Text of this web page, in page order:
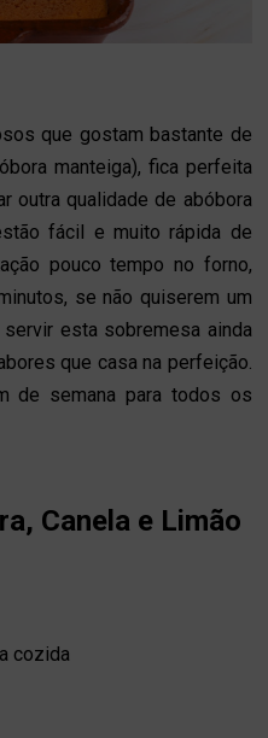
que gostam bastante de
manteiga), fica perfeita
outra qualidade de abóbora
fácil e muito rápida de
pouco tempo no forno,
se não quiserem um
esta sobremesa ainda
que casa na perfeição.
de semana para todos os
Canela e Limão
cozida